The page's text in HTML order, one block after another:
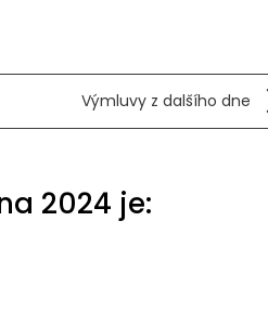
Výmluvy z dalšího dne
2024 je: